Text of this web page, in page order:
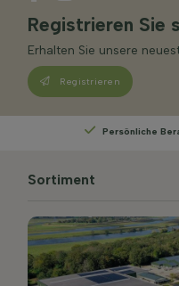
Registrieren Sie
Erhalten Sie unsere
Registrieren
unseren Experten
Sortiment